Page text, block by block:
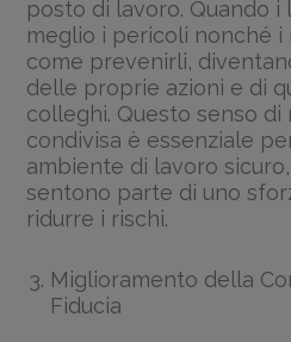
posto di lavoro. Quando
meglio i pericoli nonché i
come prevenirli,
delle proprie azioni e di
colleghi. Questo senso
condivisa è essenziale
ambiente di lavoro
sentono parte di uno
ridurre i rischi.
Miglioramento della
Fiducia